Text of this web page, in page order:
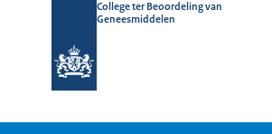
College ter Beoordeling van
Geneesmiddelen